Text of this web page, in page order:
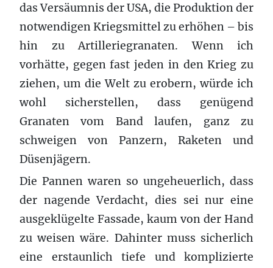
das Versäumnis der USA, die Produktion der
notwendigen Kriegsmittel zu erhöhen – bis
hin zu Artilleriegranaten. Wenn ich
vorhätte, gegen fast jeden in den Krieg zu
ziehen, um die Welt zu erobern, würde ich
wohl sicherstellen, dass genügend
Granaten vom Band laufen, ganz zu
schweigen von Panzern, Raketen und
Düsenjägern.
Die Pannen waren so ungeheuerlich, dass
der nagende Verdacht, dies sei nur eine
ausgeklügelte Fassade, kaum von der Hand
zu weisen wäre. Dahinter muss sicherlich
eine erstaunlich tiefe und komplizierte